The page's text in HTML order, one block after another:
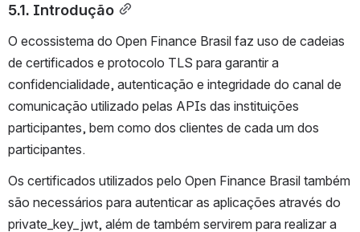
5.1. Introdução
O ecossistema do Open Finance Brasil faz uso de cadeias
de certificados e protocolo TLS para garantir a
confidencialidade, autenticação e integridade do canal de
comunicação utilizado pelas APIs das instituições
participantes, bem como dos clientes de cada um dos
participantes.
Os certificados utilizados pelo Open Finance Brasil também
são necessários para autenticar as aplicações através do
private_key_jwt, além de também servirem para realizar a